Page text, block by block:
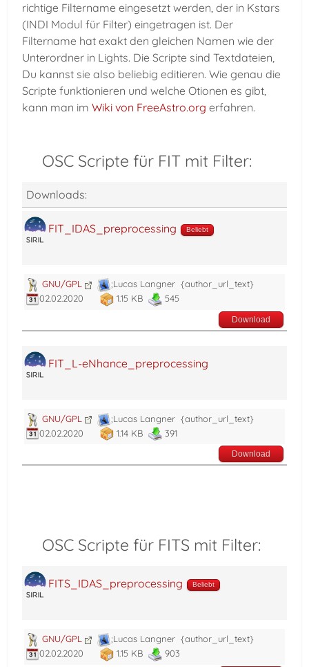
richtige Filtername eingesetzt werden, der in Kstars
(INDI Modul für Filter) eingetragen ist. Der
Filtername hat exakt den gleichen Namen wie der
Unterordner in Lights. Die Scripte sind Textdateien,
Du kannst sie also beliebig editieren. Wie genau die
Scripte funktionieren und welche Otionen es gibt,
kann man im Wiki von FreeAstro.org erfahren.
OSC Scripte für FIT mit Filter:
Downloads:
FIT_IDAS_preprocessing Beliebt
GNU/GPL ;Lucas Langner {author_url_text}
02.02.2020
1.15 KB 545
Download
FIT_L-eNhance_preprocessing
GNU/GPL ;Lucas Langner {author_url_text}
02.02.2020
1.14 KB 391
Download
OSC Scripte für FITS mit Filter:
FITS_IDAS_preprocessing Beliebt
GNU/GPL ;Lucas Langner {author_url_text}
02.02.2020
1.15 KB 903